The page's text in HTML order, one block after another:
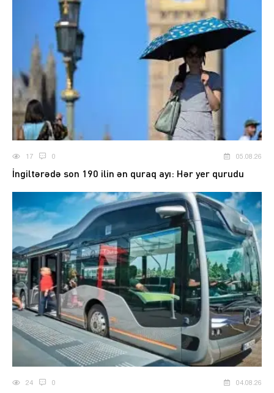
17 0 05.08.26
İngiltərədə son 190 ilin ən quraq ayı: Hər yer qurudu
24 0 04.08.26